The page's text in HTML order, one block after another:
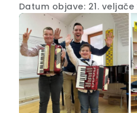
Datum objave: 21. veljače